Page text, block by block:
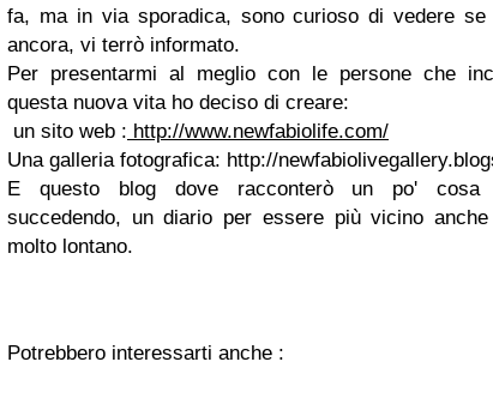
fa, ma in via sporadica, sono curioso di vedere se
ancora, vi terrò informato.
Per presentarmi al meglio con le persone che
questa nuova vita ho deciso di creare:
un sito web : http://www.newfabiolife.com/
Una galleria fotografica: http://
E questo blog dove racconterò un po'
succedendo, un diario per essere più vicino
molto lontano.
Potrebbero interessarti anche :